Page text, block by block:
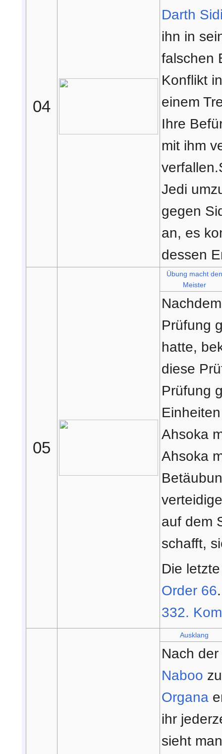
04
Darth
ihn in
falschen
Konflikt
einem
Ihre
mit ihm
Jedi
gegen
an, es
dessen
05
Übung macht den
Meister
Prüfung
hatte,
diese
Prüfung
Ahsoka
Ahsoka
auf dem
schafft,
Die
Order 66
332.
Ausklang
Nach
Naboo
Organa
ihr
sieht